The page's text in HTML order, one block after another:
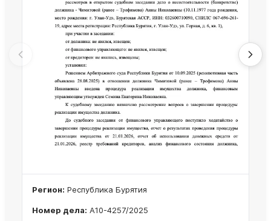
Регион: Республика Бурятия
Номер дела: А10-4257/2025